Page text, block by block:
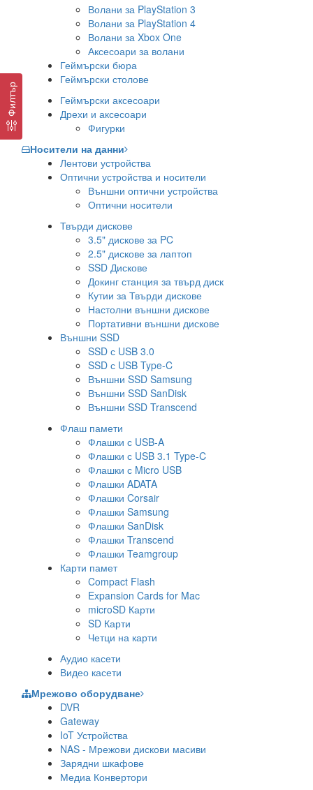
Волани за PlayStation 3
Волани за PlayStation 4
Волани за Xbox One
Аксесоари за волани
Геймърски бюра
Геймърски столове
Геймърски аксесоари
Дрехи и аксесоари
Фигурки
Носители на данни
Лентови устройства
Оптични устройства и носители
Външни оптични устройства
Оптични носители
Твърди дискове
3.5" дискове за PC
2.5" дискове за лаптоп
SSD Дискове
Докинг станция за твърд диск
Кутии за Твърди дискове
Настолни външни дискове
Портативни външни дискове
Външни SSD
SSD с USB 3.0
SSD с USB Type-C
Външни SSD Samsung
Външни SSD SanDisk
Външни SSD Transcend
Флаш памети
Флашки с USB-A
Флашки с USB 3.1 Type-C
Флашки с Micro USB
Флашки ADATA
Флашки Corsair
Флашки Samsung
Флашки SanDisk
Флашки Transcend
Флашки Teamgroup
Карти памет
Compact Flash
Expansion Cards for Mac
microSD Карти
SD Карти
Четци на карти
Аудио касети
Видео касети
Мрежово оборудване
DVR
Gateway
IoT Устройства
NAS - Мрежови дискови масиви
Зарядни шкафове
Медиа Конвертори
Филтър